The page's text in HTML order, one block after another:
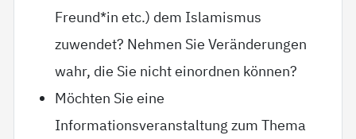
Freund*in etc.) dem Islamismus
zuwendet? Nehmen Sie Veränderungen
wahr, die Sie nicht einordnen können?
Möchten Sie eine
Informationsveranstaltung zum Thema